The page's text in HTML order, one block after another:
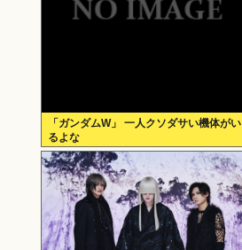
「ガンダムW」 一人クソダサい機体がい
るよな